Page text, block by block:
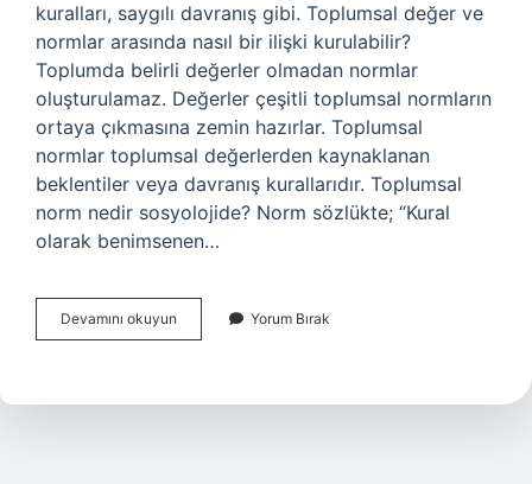
kuralları, saygılı davranış gibi. Toplumsal değer ve
normlar arasında nasıl bir ilişki kurulabilir?
Toplumda belirli değerler olmadan normlar
oluşturulamaz. Değerler çeşitli toplumsal normların
ortaya çıkmasına zemin hazırlar. Toplumsal
normlar toplumsal değerlerden kaynaklanan
beklentiler veya davranış kurallarıdır. Toplumsal
norm nedir sosyolojide? Norm sözlükte; “Kural
olarak benimsenen…
Devamını okuyun Toplumsal
Değerler
Nedir
Yorum Bırak